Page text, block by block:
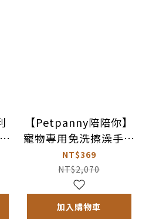
【Petpanny陪陪你】
寵物專用免洗擦澡手套
－6入/5包
NT$369
NT$2,070
加入購物車